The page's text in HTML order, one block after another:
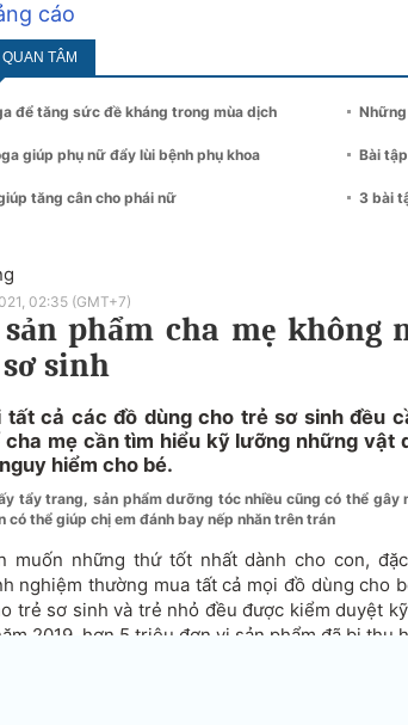
cáo
TÂM
để tăng sức đề kháng trong mùa dịch
giúp phụ nữ đẩy lùi bệnh phụ khoa
tăng cân cho phái nữ
Bài
3 bài
02:35 (GMT+7)
phẩm cha mẹ không
sinh
tất cả các đồ dùng cho trẻ sơ sinh đều
cha mẹ cần tìm hiểu kỹ lưỡng những vật
hiểm cho bé.
tẩy trang, sản phẩm dưỡng tóc nhiều cũng có thể gây
có thể giúp chị em đánh bay nếp nhăn trên trán
muốn những thứ tốt nhất dành cho con,
nghiệm thường mua tất cả mọi đồ dùng cho
trẻ sơ sinh và trẻ nhỏ đều được kiểm duyệt
2019, hơn 5 triệu đơn vị sản phẩm đã bị thu